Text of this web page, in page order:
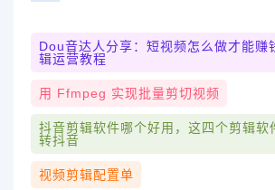
Dou音达人分享：短视频怎么做才能赚
辑运营教程
用 Ffmpeg 实现批量剪切视频
抖音剪辑软件哪个好用，这四个剪辑软
转抖音
视频剪辑配置单